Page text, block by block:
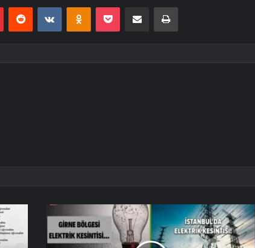
PinterestReddit VKontakteOdnoklassniki
Pocket E-Posta ile paylaş Yazdır